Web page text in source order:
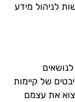
לניהול מידע
של קיימות
את עצמם